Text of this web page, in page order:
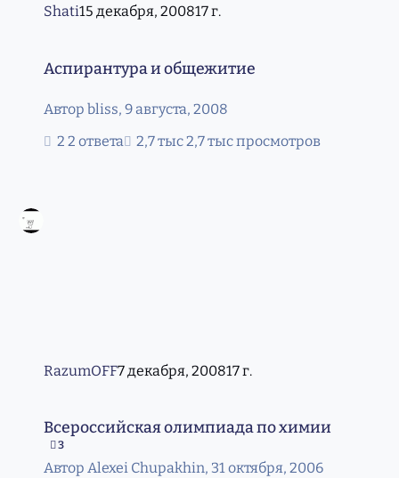
Shati15 декабря, 200817 г.
Аспирантура и общежитие
Автор bliss, 9 августа, 2008
2 ответа
2,7 тыс просмотров
RazumOFF7 декабря, 200817 г.
Всероссийская олимпиада по химии
3
Автор Alexei Chupakhin, 31 октября, 2006